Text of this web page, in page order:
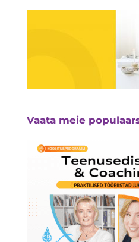
Vaata meie